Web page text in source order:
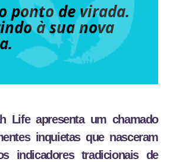
ponto de virada.
à sua nova
Life apresenta um chamado
inquietas que nasceram
indicadores tradicionais de